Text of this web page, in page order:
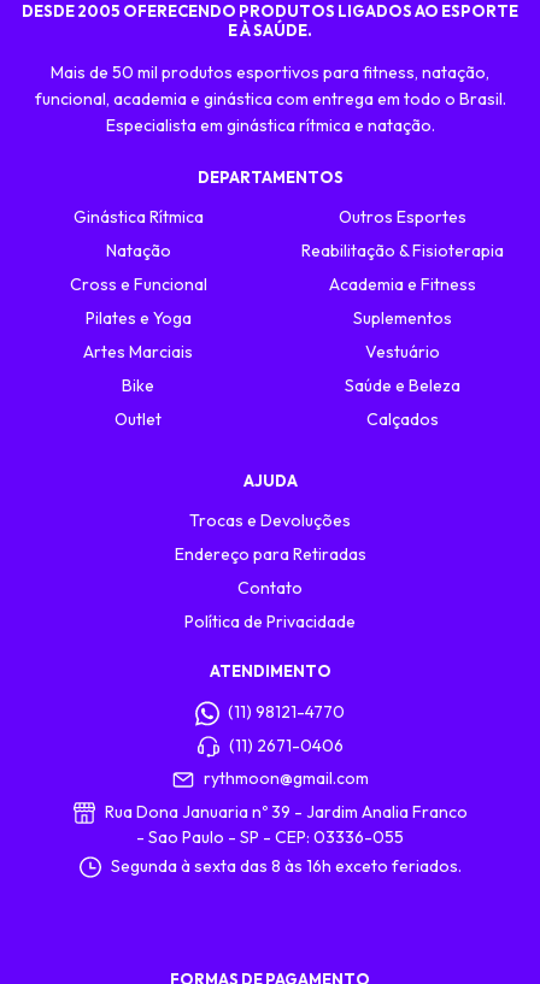
DESDE 2005 OFERECENDO PRODUTOS LIGADOS AO ESPORTE
E À SAÚDE.
Mais de 50 mil produtos esportivos para fitness, natação,
funcional, academia e ginástica com entrega em todo o Brasil.
Especialista em ginástica rítmica e natação.
DEPARTAMENTOS
Ginástica Rítmica
Natação
Cross e Funcional
Pilates e Yoga
Artes Marciais
Bike
Outlet
Outros Esportes
Reabilitação & Fisioterapia
Academia e Fitness
Suplementos
Vestuário
Saúde e Beleza
Calçados
AJUDA
Trocas e Devoluções
Endereço para Retiradas
Contato
Política de Privacidade
ATENDIMENTO
(11) 98121-4770
(11) 2671-0406
rythmoon@gmail.com
Rua Dona Januaria nº 39 - Jardim Analia Franco
- Sao Paulo - SP - CEP: 03336-055
Segunda à sexta das 8 às 16h exceto feriados.
FORMAS DE PAGAMENTO